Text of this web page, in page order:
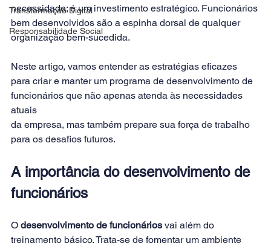
Transformação Digital
Responsabilidade Social
necessidade; é um investimento estratégico. Funcionários
bem desenvolvidos são a espinha dorsal de qualquer
organização bem-sucedida.
Neste artigo, vamos entender as estratégias eficazes
para criar e manter um programa de desenvolvimento de
funcionários que não apenas atenda às necessidades
atuais
da empresa, mas também prepare sua força de trabalho
para os desafios futuros.
A importância do desenvolvimento de
funcionários
O desenvolvimento de funcionários vai além do
treinamento básico. Trata-se de fomentar um ambiente